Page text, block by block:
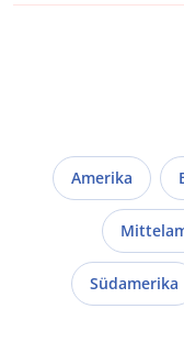
Amerika
Südamerika